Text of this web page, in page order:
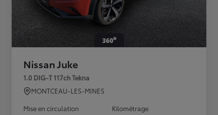
Nissan Juke
1.0 DIG-T 117ch Tekna
MONTCEAU-LES-MINES
Mise en circulation
Kilométrage